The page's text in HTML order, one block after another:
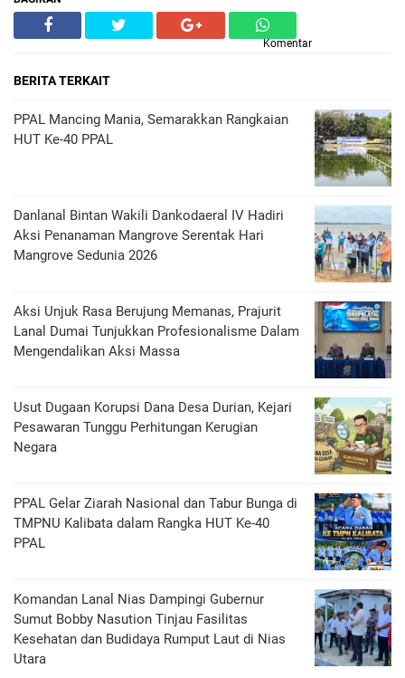
Komentar
BERITA TERKAIT
PPAL Mancing Mania, Semarakkan Rangkaian
HUT Ke-40 PPAL
Danlanal Bintan Wakili Dankodaeral IV Hadiri
Aksi Penanaman Mangrove Serentak Hari
Mangrove Sedunia 2026
Aksi Unjuk Rasa Berujung Memanas, Prajurit
Lanal Dumai Tunjukkan Profesionalisme Dalam
Mengendalikan Aksi Massa
Usut Dugaan Korupsi Dana Desa Durian, Kejari
Pesawaran Tunggu Perhitungan Kerugian
Negara
PPAL Gelar Ziarah Nasional dan Tabur Bunga di
TMPNU Kalibata dalam Rangka HUT Ke-40
PPAL
Komandan Lanal Nias Dampingi Gubernur
Sumut Bobby Nasution Tinjau Fasilitas
Kesehatan dan Budidaya Rumput Laut di Nias
Utara